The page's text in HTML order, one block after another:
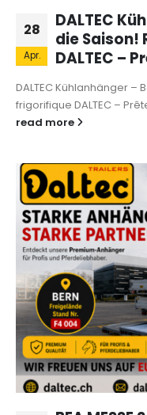
28
Apr.
DALTEC
die Saison!
DALTEC –
DALTEC Kühlanhänger –
frigorifique DALTEC –
read more